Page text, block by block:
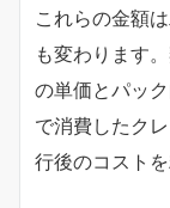
これらの金額
も変わります
の単価とパッ
で消費したク
行後のコスト